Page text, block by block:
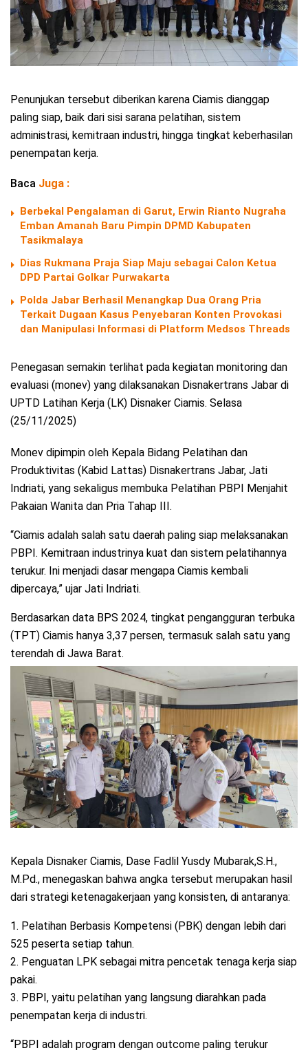
Penunjukan tersebut diberikan karena Ciamis dianggap
paling siap, baik dari sisi sarana pelatihan, sistem
administrasi, kemitraan industri, hingga tingkat keberhasilan
penempatan kerja.
Baca Juga :
Berbekal Pengalaman di Garut, Erwin Rianto Nugraha
Emban Amanah Baru Pimpin DPMD Kabupaten
Tasikmalaya
Dias Rukmana Praja Siap Maju sebagai Calon Ketua
DPD Partai Golkar Purwakarta
Polda Jabar Berhasil Menangkap Dua Orang Pria
Terkait Dugaan Kasus Penyebaran Konten Provokasi
dan Manipulasi Informasi di Platform Medsos Threads
Penegasan semakin terlihat pada kegiatan monitoring dan
evaluasi (monev) yang dilaksanakan Disnakertrans Jabar di
UPTD Latihan Kerja (LK) Disnaker Ciamis. Selasa
(25/11/2025)
Monev dipimpin oleh Kepala Bidang Pelatihan dan
Produktivitas (Kabid Lattas) Disnakertrans Jabar, Jati
Indriati, yang sekaligus membuka Pelatihan PBPI Menjahit
Pakaian Wanita dan Pria Tahap III.
“Ciamis adalah salah satu daerah paling siap melaksanakan
PBPI. Kemitraan industrinya kuat dan sistem pelatihannya
terukur. Ini menjadi dasar mengapa Ciamis kembali
dipercaya,” ujar Jati Indriati.
Berdasarkan data BPS 2024, tingkat pengangguran terbuka
(TPT) Ciamis hanya 3,37 persen, termasuk salah satu yang
terendah di Jawa Barat.
Kepala Disnaker Ciamis, Dase Fadlil Yusdy Mubarak,S.H.,
M.Pd., menegaskan bahwa angka tersebut merupakan hasil
dari strategi ketenagakerjaan yang konsisten, di antaranya:
1. Pelatihan Berbasis Kompetensi (PBK) dengan lebih dari
525 peserta setiap tahun.
2. Penguatan LPK sebagai mitra pencetak tenaga kerja siap
pakai.
3. PBPI, yaitu pelatihan yang langsung diarahkan pada
penempatan kerja di industri.
“PBPI adalah program dengan outcome paling terukur